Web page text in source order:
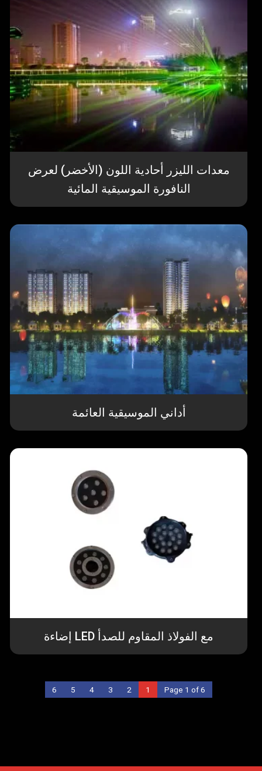
معدات الليزر أحادية اللون (الأخضر) لعرض
النافورة الموسيقية المائية
أداني الموسيقية العائمة
إضاءة LED مع الفولاذ المقاوم للصدأ
Page 1 of 6
1
2
3
4
5
6